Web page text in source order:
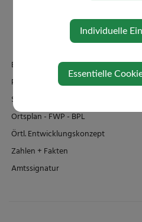
Schule/Familienbad
Einrichtungen
Politik
Standesamt
Ortsplan - FWP - BPL
Örtl. Entwicklungskonzept
Zahlen + Fakten
Amtssignatur
Individuelle
Essentielle